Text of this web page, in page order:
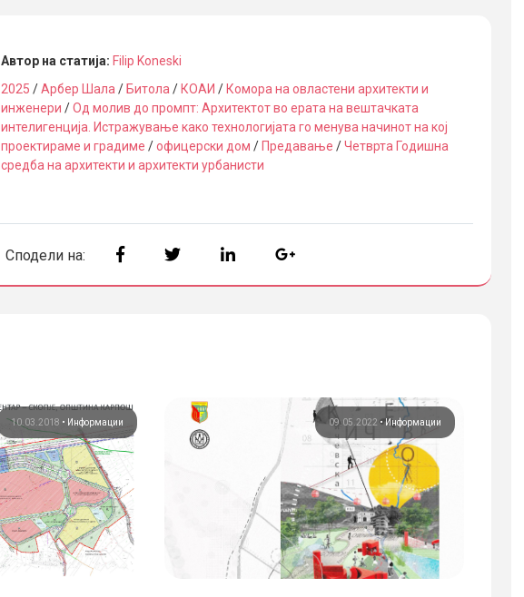
Автор на статија: Filip Koneski
2025 /Арбер Шала / Битола / КОАИ / Комора на овластени архитекти и
инженери /Од молив до промпт: Архитектот во ерата на вештачката
интелигенција. Истражување како технологијата го менува начинот на кој
проектираме и градиме /офицерски дом / Предавање /Четврта Годишна
средба на архитекти и архитекти урбанисти
Сподели на:
10.03.2018 • Информации 09.05.2022 •Информации